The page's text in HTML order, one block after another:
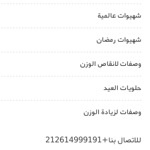
شهيوات عالمية
شهيوات رمضان
وصفات لانقاص الوزن
حلويات العيد
وصفات لزيادة الوزن
للاتصال بنا+212614999191